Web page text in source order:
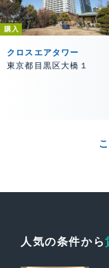
購入
クロスエアタワー
東京都目黒区大橋１
人気の条件から